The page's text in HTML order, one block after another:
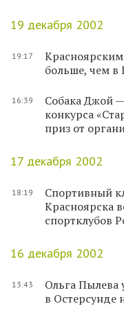
19 декабря 2002
19:17
больше, чем в
16:39
Собака Джой
конкурса
приз от
17 декабря 2002
18:19
Спортивный
Красноярска
спортклубов
16 декабря 2002
13:43
Ольга Пылева
в Остерсунде